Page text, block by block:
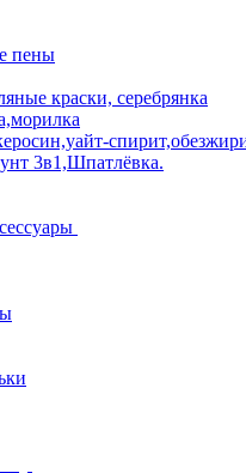
пены
краски, серебрянка
3в1,Шпатлёвка.